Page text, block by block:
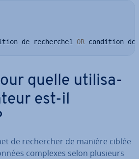
de recherche1 OR condition de
quelle uti­li­sa­
est-il
de re­cher­cher de manière ciblée
complexes selon plusieurs